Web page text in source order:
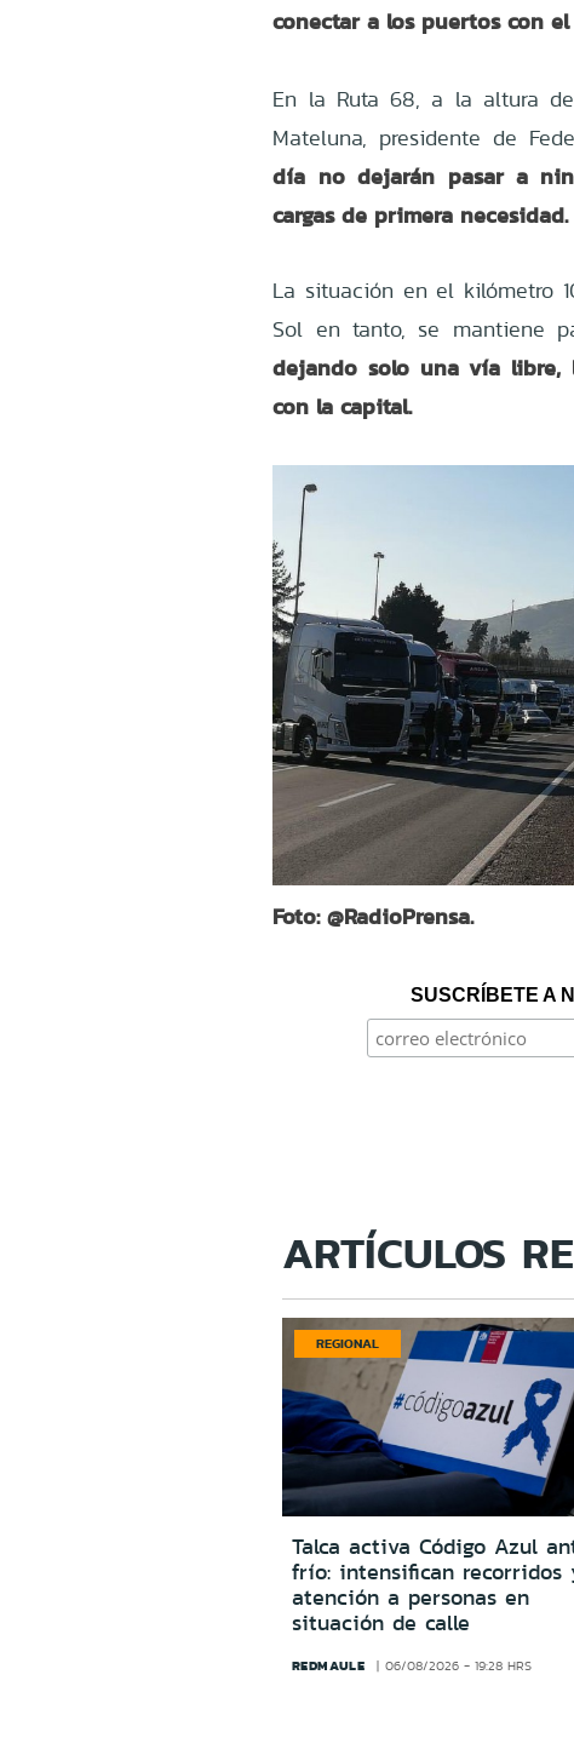
conectar a los puertos con
En la Ruta 68, a la altura
Mateluna, presidente de
día no dejarán pasar a
cargas de primera necesidad.
La situación en el kilómetro
Sol en tanto, se mantiene
dejando solo una vía
con la capital.
Foto: @RadioPrensa.
SUSCRÍBETE A
ARTÍCULOS
REGIONAL
Talca activa Código Azul
frío: intensifican recorridos
atención a personas en
situación de calle
REDMAULE 06/08/2026 - 19:28 HRS